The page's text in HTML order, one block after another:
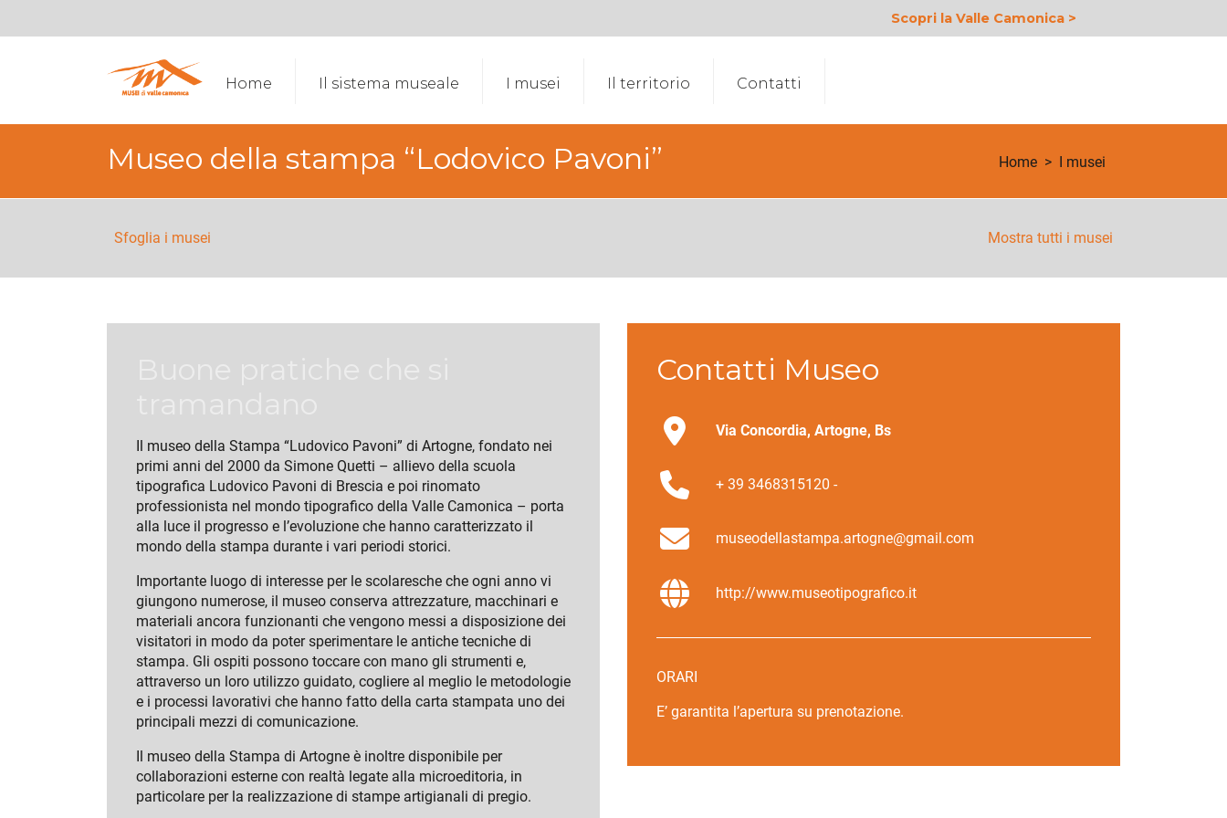
Scopri la Valle Camonica >
Home Il sistema museale I musei Il territorio Contatti
Museo della stampa “Lodovico Pavoni” Home I musei
Sfoglia i musei Mostra tutti i musei
Il museo della Stampa “Ludovico Pavoni” di Artogne, fondato nei
primi anni del 2000 da Simone Quetti – allievo della scuola
tipografica Ludovico Pavoni di Brescia e poi rinomato
professionista nel mondo tipografico della Valle Camonica – porta
alla luce il progresso e l’evoluzione che hanno caratterizzato il
mondo della stampa durante i vari periodi storici.
Importante luogo di interesse per le scolaresche che ogni anno vi
giungono numerose, il museo conserva attrezzature, macchinari e
materiali ancora funzionanti che vengono messi a disposizione dei
visitatori in modo da poter sperimentare le antiche tecniche di
stampa. Gli ospiti possono toccare con mano gli strumenti e,
attraverso un loro utilizzo guidato, cogliere al meglio le metodologie
e i processi lavorativi che hanno fatto della carta stampata uno dei
principali mezzi di comunicazione.
Il museo della Stampa di Artogne è inoltre disponibile per
collaborazioni esterne con realtà legate alla microeditoria, in
particolare per la realizzazione di stampe artigianali di pregio.
Contatti Museo
Via Concordia, Artogne, Bs
+ 39 3468315120 -
museodellastampa.artogne@gmail.com
http://www.museotipografico.it
ORARI
E’ garantita l’apertura su prenotazione.